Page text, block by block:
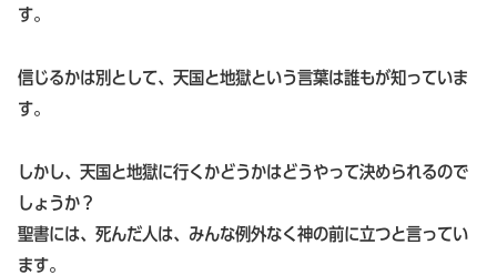
す。
信じるかは別として、天国と地獄という言葉は誰もが知っていま
す。
しかし、天国と地獄に行くかどうかはどうやって決められるので
しょうか？
聖書には、死んだ人は、みんな例外なく神の前に立つと言ってい
ます。